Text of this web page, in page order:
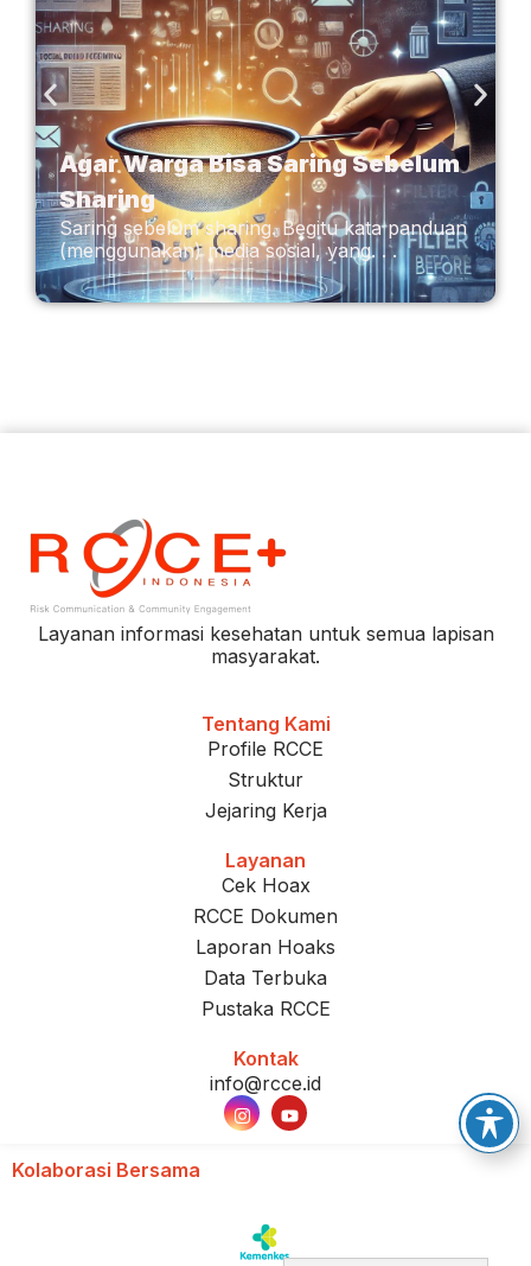
Agar Warga Bisa Saring Sebelum
Sharing
Saring sebelum sharing. Begitu kata panduan
(menggunakan) media sosial, yang. . .
Layanan informasi kesehatan untuk semua lapisan
masyarakat.
Tentang Kami
Profile RCCE
Struktur
Jejaring Kerja
Layanan
Cek Hoax
RCCE Dokumen
Laporan Hoaks
Data Terbuka
Pustaka RCCE
Kontak
info@rcce.id
Kolaborasi Bersama